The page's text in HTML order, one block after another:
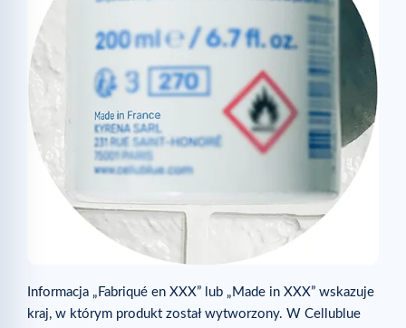
Informacja „Fabriqué en XXX” lub „Made in XXX” wskazuje
kraj, w którym produkt został wytworzony. W Cellublue